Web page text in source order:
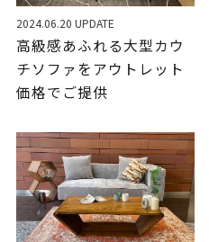
2024.06.20 UPDATE
高級感あふれる大型カウ
チソファをアウトレット
価格でご提供